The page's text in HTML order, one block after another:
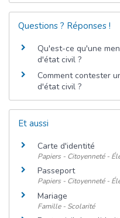
Questions ? Réponses !
Qu'est-ce qu'une
d'état civil ?
Comment contester
d'état civil ?
Et aussi
Carte d'identité
Papiers - Citoyenneté -
Passeport
Papiers - Citoyenneté -
Mariage
Famille - Scolarité